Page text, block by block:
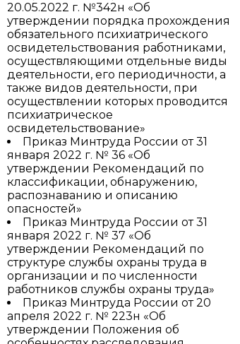
20.05.2022 г. №342н «Об
утверждении порядка прохождения
обязательного психиатрического
освидетельствования работниками,
осуществляющими отдельные виды
деятельности, его периодичности, а
также видов деятельности, при
осуществлении которых проводится
психиатрическое
освидетельствование»
Приказ Минтруда России от 31
января 2022 г. № 36 «Об
утверждении Рекомендаций по
классификации, обнаружению,
распознаванию и описанию
опасностей»
Приказ Минтруда России от 31
января 2022 г. № 37 «Об
утверждении Рекомендаций по
структуре службы охраны труда в
организации и по численности
работников службы охраны труда»
Приказ Минтруда России от 20
апреля 2022 г. № 223н «Об
утверждении Положения об